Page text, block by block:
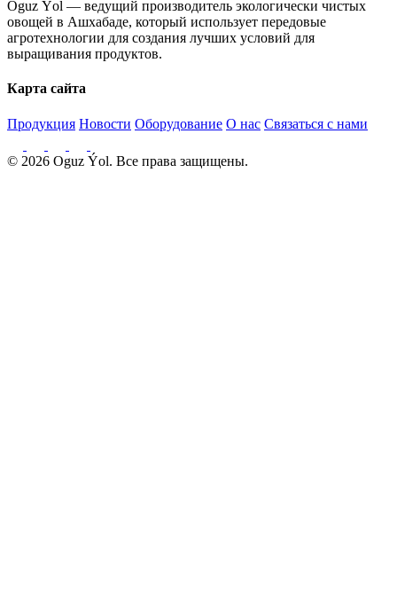
Oguz Ýol — ведущий производитель экологически чистых
овощей в Ашхабаде, который использует передовые
агротехнологии для создания лучших условий для
выращивания продуктов.
Карта сайта
Продукция Новости Оборудование О нас Связаться с нами
© 2026 Oguz Ýol. Все права защищены.